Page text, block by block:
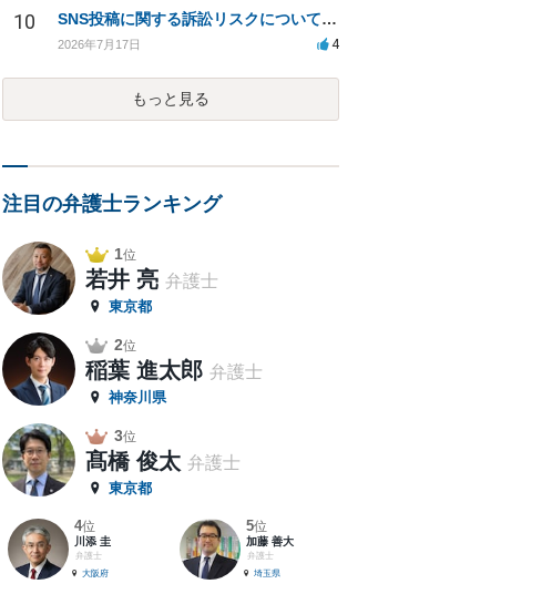
10 SNS投稿に関する訴訟リスクについての相談
2026年7月17日 4
もっと見る
注目の弁護士ランキング
1位
若井 亮 弁護士
東京都
2位
稲葉 進太郎 弁護士
神奈川県
3位
髙橋 俊太 弁護士
東京都
4位
川添 圭
弁護士
大阪府
5位
加藤 善大
弁護士
埼玉県